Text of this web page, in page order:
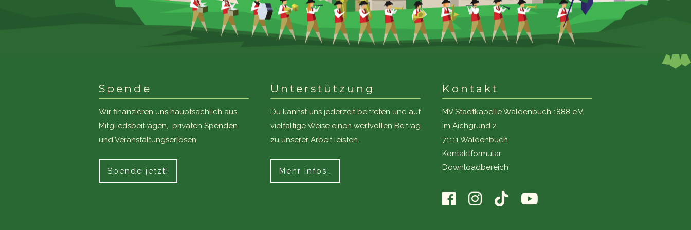
Spende
Wir finanzieren uns hauptsächlich aus
Mitgliedsbeiträgen, privaten Spenden
und Veranstaltungserlösen.
Spende jetzt!
Unterstützung
Du kannst uns jederzeit beitreten und auf
vielfältige Weise einen wertvollen Beitrag
zu unserer Arbeit leisten.
Mehr Infos…
Kontakt
MV Stadtkapelle Waldenbuch 1888 e.V.
Im Aichgrund 2
71111 Waldenbuch
Kontaktformular
Downloadbereich